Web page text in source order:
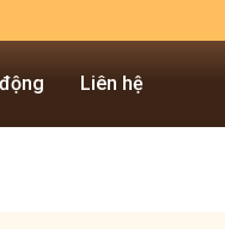
Liên hệ